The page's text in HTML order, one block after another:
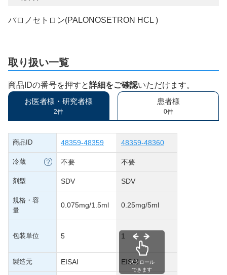
パロノセトロン(PALONOSETRON HCL )
取り扱い一覧
商品IDの番号を押すと詳細をご確認いただけます。
お医者様・研究者様
2件
患者様
0件
商品ID 48359-48359 48359-48360
冷蔵 不要 不要
剤型 SDV SDV
規格・容
量
0.075mg/1.5ml 0.25mg/5ml
包装単位 5 1
製造元 EISAI EISAIスクロール
できます